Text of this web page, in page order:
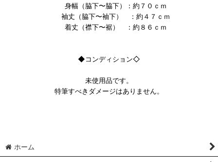
身幅（脇下〜脇下）：約７０ｃｍ
袖丈（脇下〜袖下） ：約４７ｃｍ
着丈（襟下〜裾） ：約８６ｃｍ
◆コンディション◇
未使用品です。
特筆すべきダメージはありません。
ホーム